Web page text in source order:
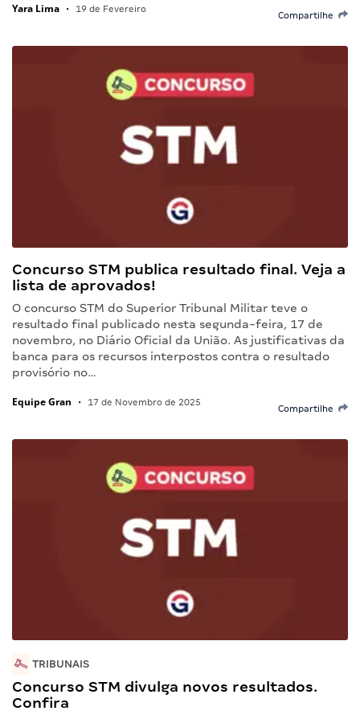
Yara Lima • 19 de Fevereiro
Compartilhe
Concurso STM publica resultado final. Veja a
lista de aprovados!
O concurso STM do Superior Tribunal Militar teve o
resultado final publicado nesta segunda-feira, 17 de
novembro, no Diário Oficial da União. As justificativas da
banca para os recursos interpostos contra o resultado
provisório no…
Equipe Gran • 17 de Novembro de 2025
Compartilhe
TRIBUNAIS
Concurso STM divulga novos resultados.
Confira